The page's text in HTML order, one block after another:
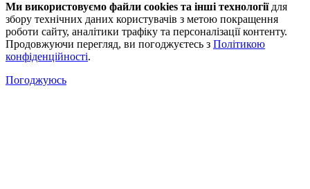
Ми використовуємо файли cookies та інші технологіїдля
збору технічних даних користувачів з метою покращення
роботи сайту, аналітики трафіку та персоналізації контенту.
Продовжуючи перегляд, ви погоджуєтесь з Політикою
конфіденційності.
Погоджуюсь